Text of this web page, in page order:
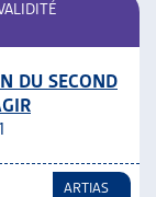
DU SECOND
ARTIAS